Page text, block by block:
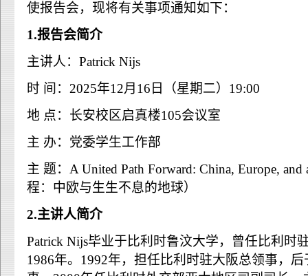
使报告会，现将有关事项通知如下：
1.报告会简介
主讲人：Patrick Nijs
时 间：2025年12月16日（星期二）19:00
地 点：长安校区启真楼105会议室
主 办：党委学生工作部
主 题：A United Path Forward: China, Europe,
程：中欧与生生不息的地球）
2.主讲人简介
Patrick Nijs毕业于比利时鲁汶大学，曾任比利时
1986年。1992年，担任比利时驻大阪总领事，